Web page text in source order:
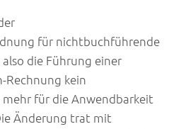
für nichtbuchführende
die Führung einer
Rechnung kein
für die Anwendbarkeit
Änderung trat mit